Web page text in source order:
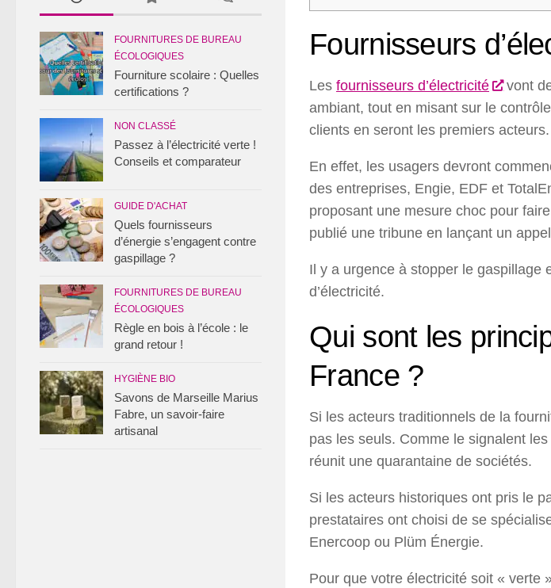
Fournisseurs
Les fournisseurs d’électricité
vont
ambiant, tout en misant sur le
clients en seront les premiers acteurs.
En effet, les usagers devront
des entreprises, Engie, EDF et
proposant une mesure choc pour
publié une tribune en lançant un
Il y a urgence à stopper le gaspillage
d’électricité.
Qui sont les
France ?
Si les acteurs traditionnels de la
pas les seuls. Comme le signalent
réunit une quarantaine de sociétés.
Si les acteurs historiques ont pris le
prestataires ont choisi de se
Enercoop ou Plüm Énergie.
Pour que votre électricité soit « verte
FOURNITURES DE BUREAU
ÉCOLOGIQUES
Fourniture scolaire : Quelles
certifications ?
NON CLASSÉ
Passez à l’électricité verte !
Conseils et comparateur
GUIDE D'ACHAT
Quels fournisseurs
d’énergie s’engagent contre
gaspillage ?
FOURNITURES DE BUREAU
ÉCOLOGIQUES
Règle en bois à l’école : le
grand retour !
HYGIÈNE BIO
Savons de Marseille Marius
Fabre, un savoir-faire
artisanal